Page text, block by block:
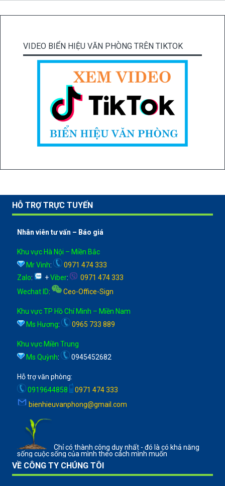
VIDEO BIỂN HIỆU VĂN PHÒNG TRÊN TIKTOK
HỖ TRỢ TRỰC TUYẾN
Nhân viên tư vấn – Báo giá
Khu vực Hà Nội – Miền Bắc
Mr Vinh:
0971 474 333
Zalo: +Viber:
0971 474 333
Wechat ID: Ceo-Office-Sign
Khu vực TP Hồ Chí Minh – Miền Nam
Ms Hương: 0965 733 889
Khu vực Miền Trung
Ms Quỳnh: 0945452682
Hỗ trợ văn phòng:
0919644858
0971 474 333
bienhieuvanphong@gmail.com
Chỉ có thành công duy nhất - đó là có khả năng
sống cuộc sống của mình theo cách mình muốn
VỀ CÔNG TY CHÚNG TÔI